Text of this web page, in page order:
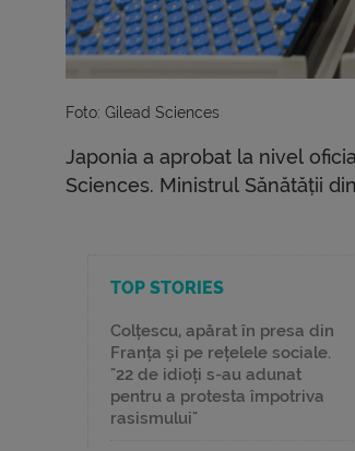
Foto: Gilead Sciences
Japonia a aprobat la nivel
Sciences. Ministrul Sănătății
TOP STORIES
Colțescu, apărat în presa din
Franța și pe rețelele sociale.
"22 de idioți s-au adunat
pentru a protesta împotriva
rasismului"